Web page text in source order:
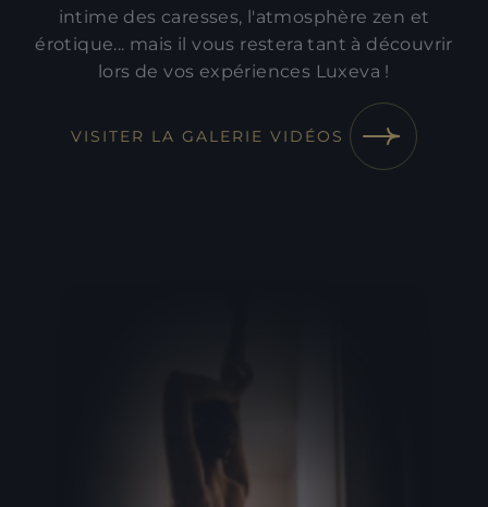
intime des caresses, l'atmosphère zen et
érotique... mais il vous restera tant à découvrir
lors de vos expériences Luxeva !
VISITER LA GALERIE VIDÉOS